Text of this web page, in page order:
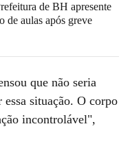
de BH apresente
de aulas após greve
que não seria
essa situação. O corpo
incontrolável",